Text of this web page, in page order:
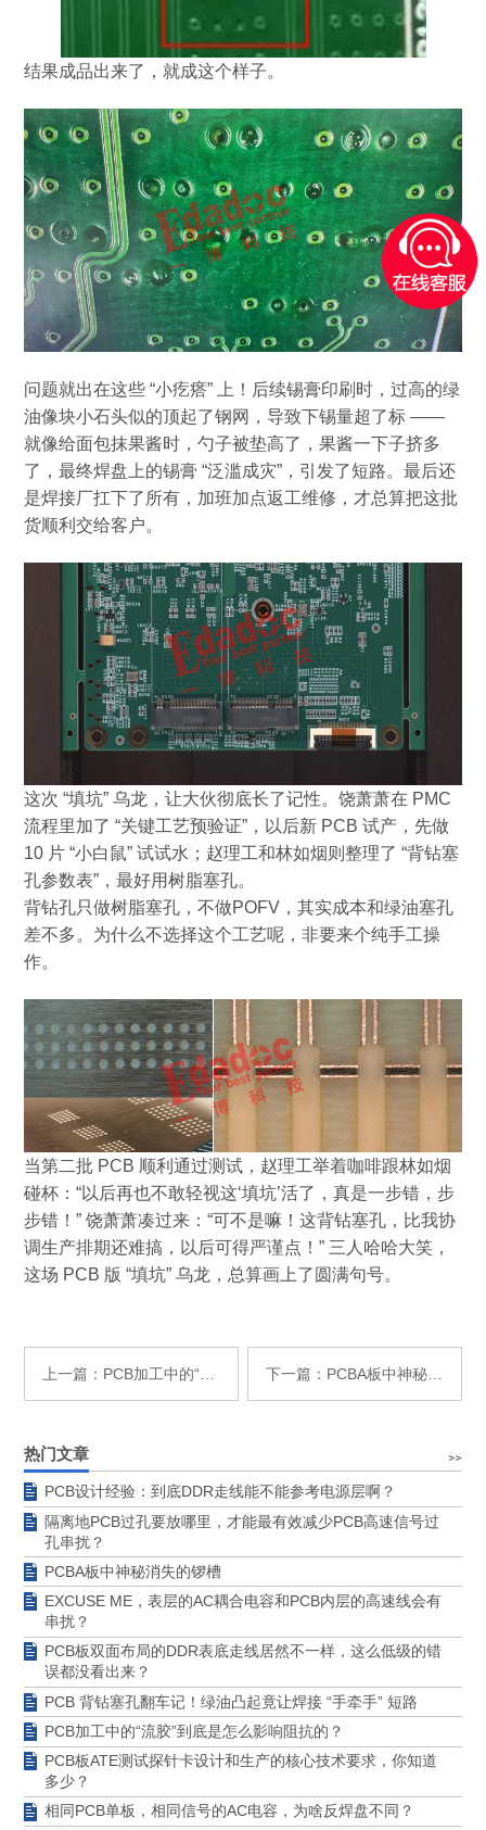
结果成品出来了，就成这个样子。
问题就出在这些 “小疙瘩”
上！后续锡膏印刷时，过高的绿
油像块小石头似的顶起了钢网，导致下锡量超了标 ——
就像给面包抹果酱时，勺子被垫高了，果酱一下子挤多
了，最终焊盘上的锡膏 “泛滥成灾” ，引发了短路。最后还
是焊接厂扛下了所有，加班加点返工维修，才总算把这批
货顺利交给客户。
这次 “填坑”乌龙，让大伙彻底长了记性。饶萧萧在 PMC
流程里加了 “关键工艺预验证” ，以后新 PCB试产，先做
10 片 “小白鼠”试试水；赵理工和林如烟则整理了 “背钻塞
孔参数表” ，最好用树脂塞孔。
背钻孔只做树脂塞孔，不做POFV ，其实成本和绿油塞孔
差不多。为什么不选择这个工艺呢，非要来个纯手工操
作。
当第二批 PCB 顺利通过测试，赵理工举着咖啡跟林如烟
碰杯：“以后再也不敢轻视这‘填坑’活了，真是一步错，步
步错！”饶萧萧凑过来：“可不是嘛！这背钻塞孔，比我协
调生产排期还难搞，以后可得严谨点！” 三人哈哈大笑，
这场 PCB 版 “填坑”乌龙，总算画上了圆满句号。
下一篇：PCBA板中神秘消失的锣槽
热门文章
PCB设计经验：到底DDR走线能不能参考电源层啊？
隔离地PCB过孔要放哪里，才能最有效减少PCB高速信号过
孔串扰？
PCBA板中神秘消失的锣槽
EXCUSE ME，表层的AC耦合电容和PCB内层的高速线会有
串扰？
PCB板双面布局的DDR表底走线居然不一样，这么低级的错
误都没看出来？
PCB 背钻塞孔翻车记！绿油凸起竟让焊接 “手牵手” 短路
PCB加工中的“流胶”到底是怎么影响阻抗的？
PCB板ATE测试探针卡设计和生产的核心技术要求，你知道
多少？
相同PCB单板，相同信号的AC电容，为啥反焊盘不同？